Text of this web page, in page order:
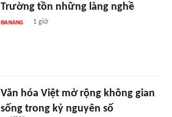
Trường tồn những làng nghề
1 giờ
Văn hóa Việt mở rộng không gian
sống trong kỷ nguyên số